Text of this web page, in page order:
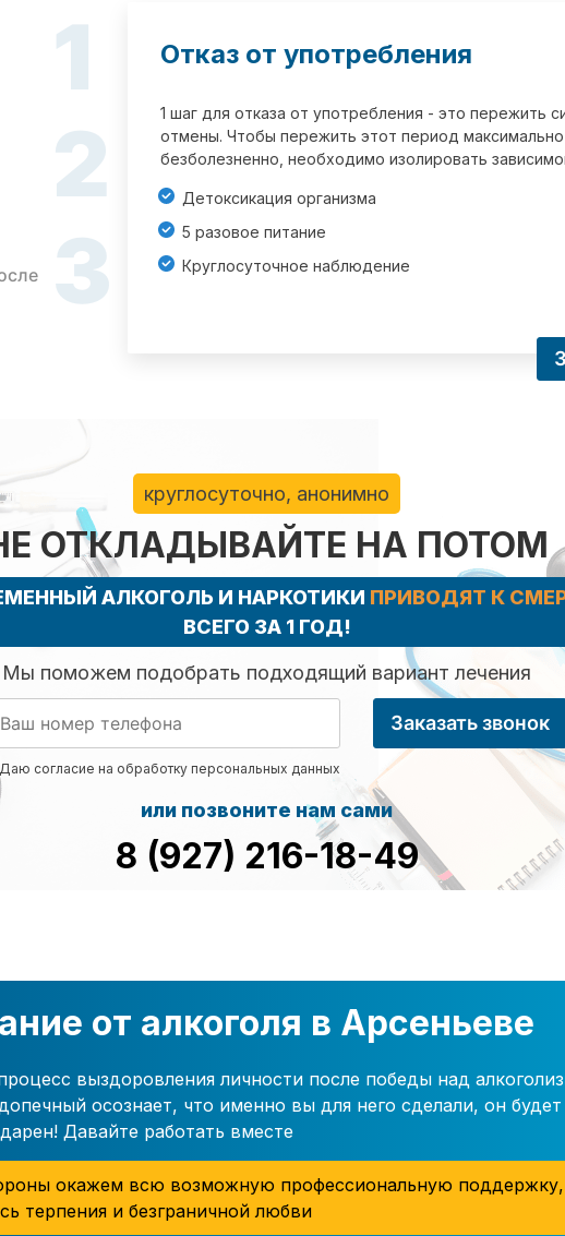
1
2
3
Отказ от употребления
1 шаг для отказа от употребления - это пережить
отмены. Чтобы пережить этот период максимально
безболезненно, необходимо изолировать
Детоксикация организма
5 разовое питание
Круглосуточное наблюдение
круглосуточно, анонимно
ОТКЛАДЫВАЙТЕ НА ПОТОМ
АЛКОГОЛЬ И НАРКОТИКИ ПРИВОДЯТ К
ВСЕГО ЗА 1 ГОД!
Мы поможем подобрать подходящий вариант лечения
Даю согласие на обработку персональных данных
Заказать звонок
или позвоните нам сами
8 (927) 216-18-49
от алкоголя в Арсеньеве
выздоровления личности после победы над
осознает, что именно вы для него сделали, он
Давайте работать вместе
окажем всю возможную профессиональную
терпения и безграничной любви